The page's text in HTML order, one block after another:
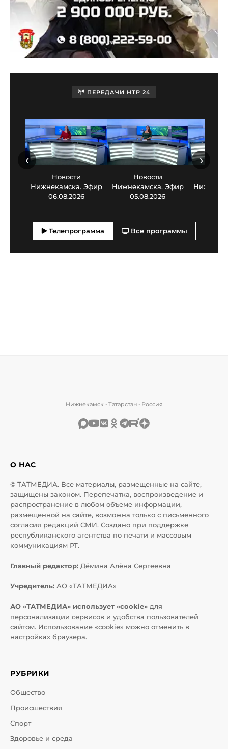
ПЕРЕДАЧИ НТР 24
Новости
Нижнекамска. Эфир
06.08.2026
Новости
Нижнекамска. Эфир
05.08.2026
‹ ›
Телепрограмма Все программы
Нижнекамск • Татарстан • Россия
О НАС
© ТАТМЕДИА. Все материалы, размещенные на сайте,
защищены законом. Перепечатка, воспроизведение и
распространение в любом объеме информации,
размещенной на сайте, возможна только с письменного
согласия редакций СМИ. Создано при поддержке
республиканского агентства по печати и массовым
коммуникациям РТ.
Главный редактор: Дёмина Алёна Сергеевна
Учредитель: АО «ТАТМЕДИА»
АО «ТАТМЕДИА» использует «cookie» для
персонализации сервисов и удобства пользователей
сайтом. Использование «cookie» можно отменить в
настройках браузера.
РУБРИКИ
Общество
Происшествия
Спорт
Здоровье и среда